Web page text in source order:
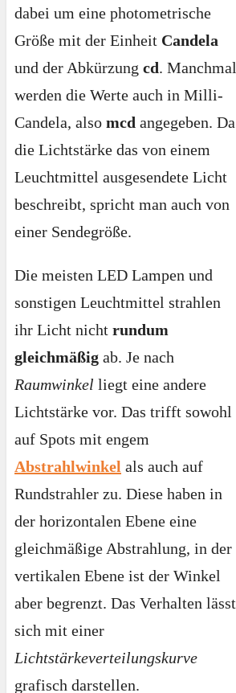
dabei um eine photometrische
Größe mit der Einheit Candela
und der Abkürzung cd. Manchmal
werden die Werte auch in Milli-
Candela, also mcd angegeben. Da
die Lichtstärke das von einem
Leuchtmittel ausgesendete Licht
beschreibt, spricht man auch von
einer Sendegröße.
Die meisten LED Lampen und
sonstigen Leuchtmittel strahlen
ihr Licht nicht rundum
gleichmäßig ab. Je nach
Raumwinkel liegt eine andere
Lichtstärke vor. Das trifft sowohl
auf Spots mit engem
Abstrahlwinkel als auch auf
Rundstrahler zu. Diese haben in
der horizontalen Ebene eine
gleichmäßige Abstrahlung, in der
vertikalen Ebene ist der Winkel
aber begrenzt. Das Verhalten lässt
sich mit einer
Lichtstärkeverteilungskurve
grafisch darstellen.